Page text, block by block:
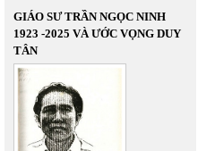
GIÁO SƯ TRẦN NGỌC NINH
1923 -2025 VÀ ƯỚC VỌNG DUY
TÂN